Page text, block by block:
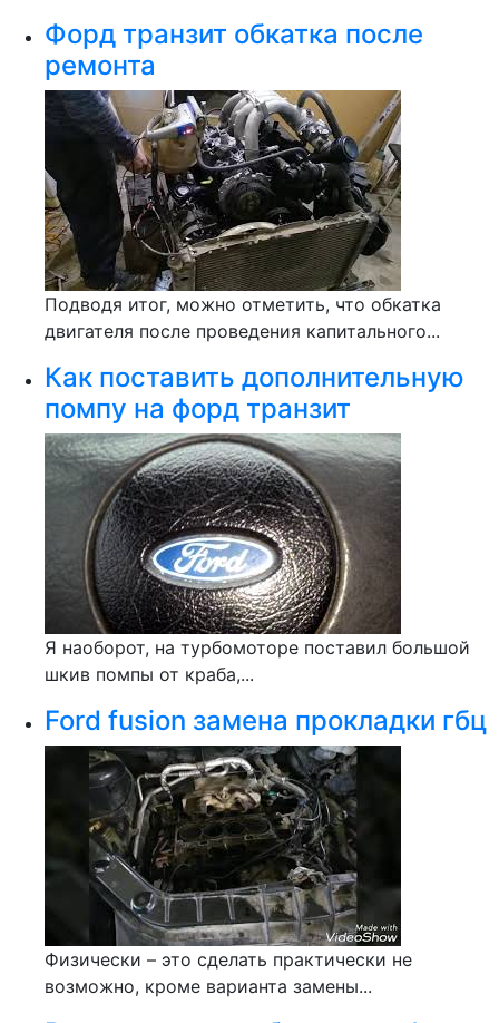
Форд транзит обкатка после
ремонта
Подводя итог, можно отметить, что обкатка
двигателя после проведения капитального...
Как поставить дополнительную
помпу на форд транзит
Я наоборот, на турбомоторе поставил большой
шкив помпы от краба,...
Ford fusion замена прокладки гбц
Физически – это сделать практически не
возможно, кроме варианта замены...